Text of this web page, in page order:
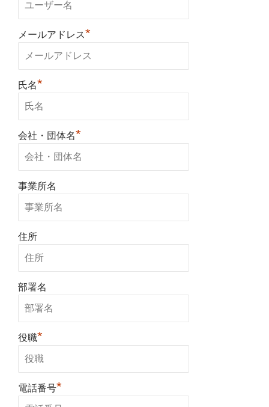
メールアドレス*
氏名*
会社・団体名*
事業所名
住所
部署名
役職*
電話番号*